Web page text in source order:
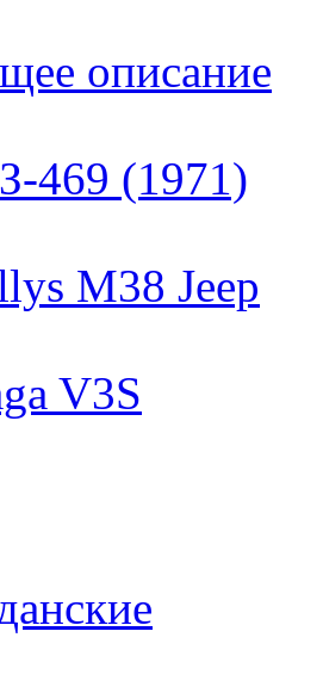
описание
469 (1971)
M38 Jeep
V3S